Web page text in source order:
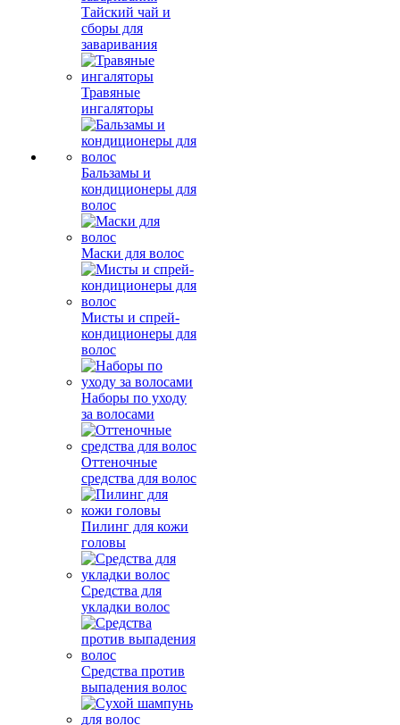
Тайский чай и
сборы для
заваривания
Травяные
ингаляторы
Бальзамы и
кондиционеры для
волос
Маски для волос
Мисты и спрей-
кондиционеры для
волос
Наборы по уходу
за волосами
Оттеночные
средства для волос
Пилинг для кожи
головы
Средства для
укладки волос
Средства против
выпадения волос